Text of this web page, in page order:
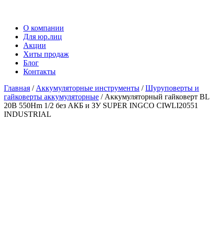
О компании
Для юр.лиц
Акции
Хиты продаж
Блог
Контакты
Главная / Аккумуляторные инструменты /Шуруповерты и
гайковерты аккумуляторные / Аккумуляторный гайковерт BL
20В 550Hm 1/2 без АКБ и ЗУ SUPER INGCO CIWLI20551
INDUSTRIAL